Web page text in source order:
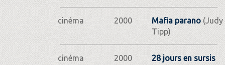
cinéma 2000 Mafia parano(Judy
Tipp)
cinéma 2000
28 jours en sursis